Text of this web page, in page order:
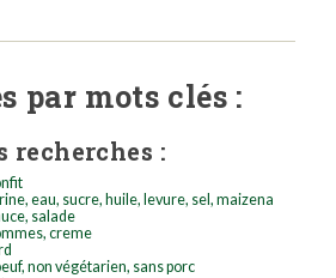
par mots clés :
recherches :
eau, sucre, huile, levure, sel, maizena
salade
creme
non végétarien, sans porc